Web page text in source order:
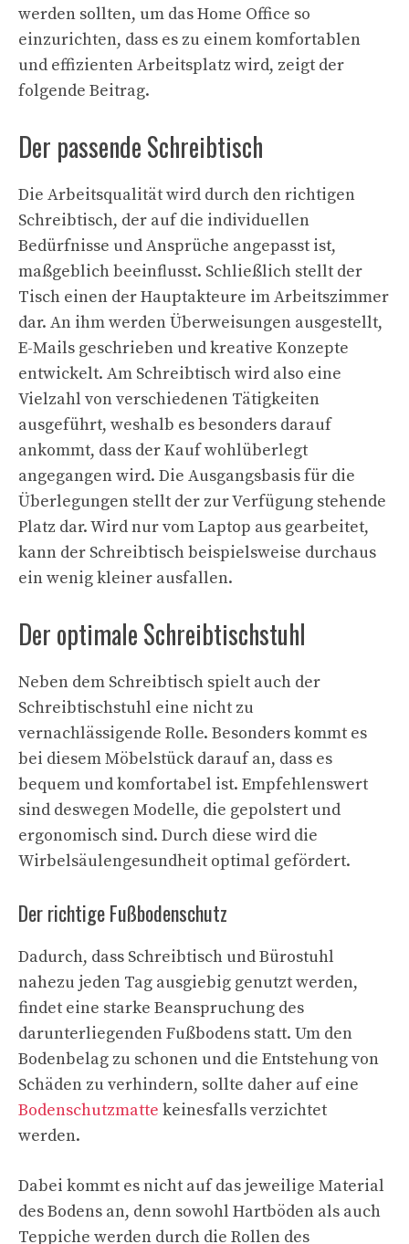
werden sollten, um das Home Office so
einzurichten, dass es zu einem komfortablen
und effizienten Arbeitsplatz wird, zeigt der
folgende Beitrag.
Der passende Schreibtisch
Die Arbeitsqualität wird durch den richtigen
Schreibtisch, der auf die individuellen
Bedürfnisse und Ansprüche angepasst ist,
maßgeblich beeinflusst. Schließlich stellt der
Tisch einen der Hauptakteure im Arbeitszimmer
dar. An ihm werden Überweisungen ausgestellt,
E-Mails geschrieben und kreative Konzepte
entwickelt. Am Schreibtisch wird also eine
Vielzahl von verschiedenen Tätigkeiten
ausgeführt, weshalb es besonders darauf
ankommt, dass der Kauf wohlüberlegt
angegangen wird. Die Ausgangsbasis für die
Überlegungen stellt der zur Verfügung stehende
Platz dar. Wird nur vom Laptop aus gearbeitet,
kann der Schreibtisch beispielsweise durchaus
ein wenig kleiner ausfallen.
Der optimale Schreibtischstuhl
Neben dem Schreibtisch spielt auch der
Schreibtischstuhl eine nicht zu
vernachlässigende Rolle. Besonders kommt es
bei diesem Möbelstück darauf an, dass es
bequem und komfortabel ist. Empfehlenswert
sind deswegen Modelle, die gepolstert und
ergonomisch sind. Durch diese wird die
Wirbelsäulengesundheit optimal gefördert.
Der richtige Fußbodenschutz
Dadurch, dass Schreibtisch und Bürostuhl
nahezu jeden Tag ausgiebig genutzt werden,
findet eine starke Beanspruchung des
darunterliegenden Fußbodens statt. Um den
Bodenbelag zu schonen und die Entstehung von
Schäden zu verhindern, sollte daher auf eine
Bodenschutzmatte keinesfalls verzichtet
werden.
Dabei kommt es nicht auf das jeweilige Material
des Bodens an, denn sowohl Hartböden als auch
Teppiche werden durch die Rollen des